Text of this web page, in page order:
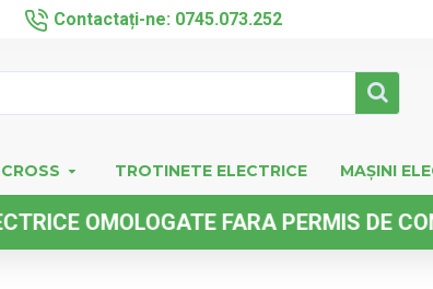
Contactați-ne: 0745.073.252
TROTINETE ELECTRICE MAȘINI
FARA PERMIS DE